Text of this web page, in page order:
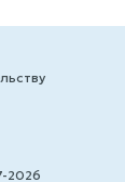
2026